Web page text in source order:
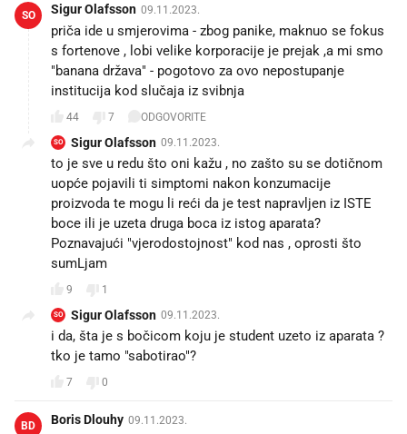
SO Sigur Olafsson 09.11.2023.
priča ide u smjerovima - zbog panike, maknuo se fokus
s fortenove , lobi velike korporacije je prejak ,a mi smo
"banana država" - pogotovo za ovo nepostupanje
institucija kod slučaja iz svibnja
44 7 ODGOVORITE
SO Sigur Olafsson 09.11.2023.
to je sve u redu što oni kažu , no zašto su se dotičnom
uopće pojavili ti simptomi nakon konzumacije
proizvoda te mogu li reći da je test napravljen iz ISTE
boce ili je uzeta druga boca iz istog aparata?
Poznavajući "vjerodostojnost" kod nas , oprosti što
sumLjam
9 1
SO Sigur Olafsson 09.11.2023.
i da, šta je s bočicom koju je student uzeto iz aparata ?
tko je tamo "sabotirao"?
7 0
BD Boris Dlouhy 09.11.2023.